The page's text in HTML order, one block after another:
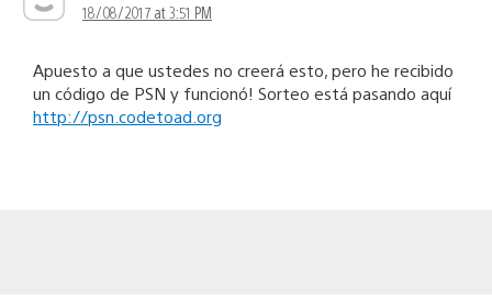
18/08/2017 at 3:51 PM
Apuesto a que ustedes no creerá esto, pero he recibido
un código de PSN y funcionó! Sorteo está pasando aquí
http://psn.codetoad.org